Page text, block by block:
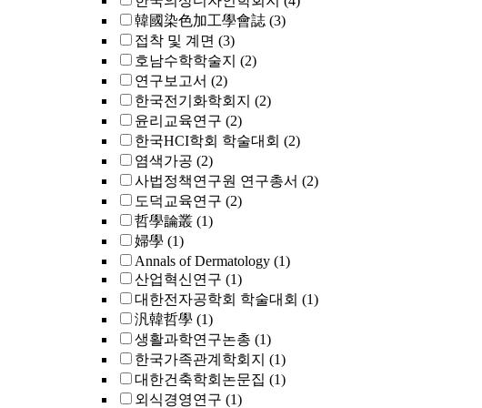
韓國染色加工學會誌 (3)
접착 및 계면 (3)
호남수학학술지 (2)
연구보고서 (2)
한국전기화학회지 (2)
윤리교육연구 (2)
한국HCI학회 학술대회 (2)
염색가공 (2)
사법정책연구원 연구총서 (2)
도덕교육연구 (2)
哲學論叢 (1)
婦學 (1)
Annals of Dermatology (1)
산업혁신연구 (1)
대한전자공학회 학술대회 (1)
汎韓哲學 (1)
생활과학연구논총 (1)
한국가족관계학회지 (1)
대한건축학회논문집 (1)
외식경영연구 (1)